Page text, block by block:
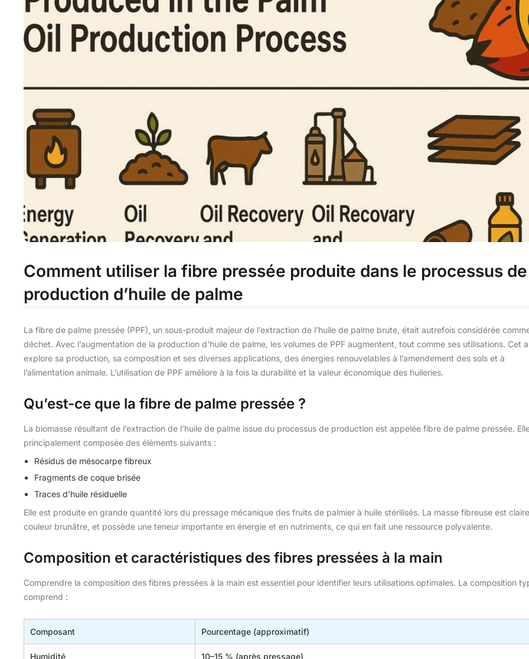
Comment utiliser la fibre pressée produite dans le processus de
production d’huile de palme
La fibre de palme pressée (PPF), un sous-produit majeur de l’extraction de l’huile de palme brute, était autrefois considérée
déchet. Avec l’augmentation de la production d’huile de palme, les volumes de PPF augmentent, tout comme ses utilisations. Cet
explore sa production, sa composition et ses diverses applications, des énergies renouvelables à l’amendement des sols et à
l’alimentation animale. L’utilisation de PPF améliore à la fois la durabilité et la valeur économique des huileries.
Qu’est-ce que la fibre de palme pressée ?
La biomasse résultant de l’extraction de l’huile de palme issue du processus de production est appelée fibre de palme pressée.
principalement composée des éléments suivants :
Résidus de mésocarpe fibreux
Fragments de coque brisée
Traces d’huile résiduelle
Elle est produite en grande quantité lors du pressage mécanique des fruits de palmier à huile stérilisés. La masse fibreuse est
couleur brunâtre, et possède une teneur importante en énergie et en nutriments, ce qui en fait une ressource polyvalente.
Composition et caractéristiques des fibres pressées à la main
Comprendre la composition des fibres pressées à la main est essentiel pour identifier leurs utilisations optimales. La composition
comprend :
Composant Pourcentage (approximatif)
Humidité 10–15 % (après pressage)